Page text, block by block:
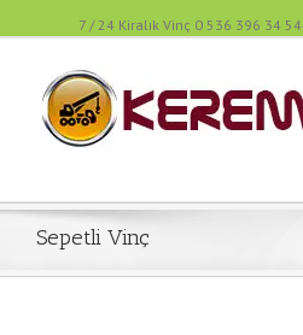
7 / 24 Kiralık Vinç 0 536 396 34 54
Sepetli Vinç